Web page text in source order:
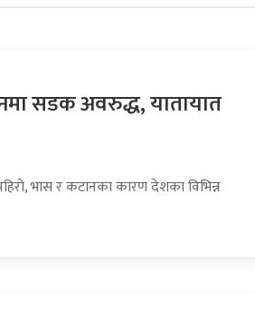
सडक अवरुद्ध, यातायात
भास र कटानका कारण देशका विभिन्न